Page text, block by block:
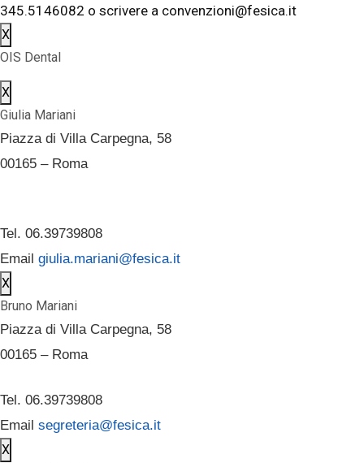
345.5146082 o scrivere a convenzioni@fesica.it
X
OIS Dental
X
Giulia Mariani
Piazza di Villa Carpegna, 58
00165 – Roma
Tel. 06.39739808
Email giulia.mariani@fesica.it
X
Bruno Mariani
Piazza di Villa Carpegna, 58
00165 – Roma
Tel. 06.39739808
Email segreteria@fesica.it
X